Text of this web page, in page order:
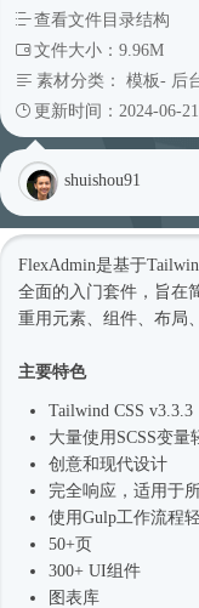
查看文件目录结构
文件大小：9.96M
素材分类： 模板- 后
更新时间：2024-06-21
shuishou91
FlexAdmin是基于
全面的入门套件，旨在
重用元素、组件、布局
主要特色
Tailwind CSS v3.3.3
大量使用SCSS变量
创意和现代设计
完全响应，适用于
使用Gulp工作流程
50+页
300+ UI组件
图表库